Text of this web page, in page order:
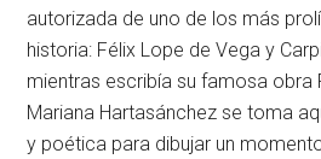
autorizada de uno de los más
historia: Félix Lope de Vega y
mientras escribía su famosa obra
Mariana Hartasánchez se toma
y poética para dibujar un